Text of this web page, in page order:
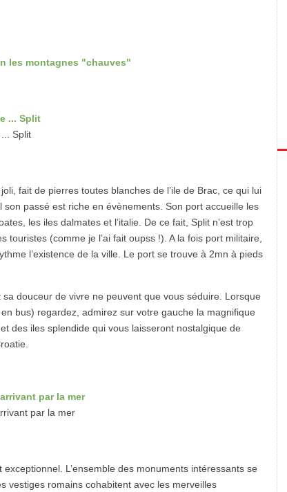
Split
fait de pierres toutes blanches de l’ile de Brac, ce qui lui
passé est riche en évènements. Son port accueille les
les iles dalmates et l’italie. De ce fait, Split n’est trop
touristes (comme je l’ai fait oupss !). A la fois port militaire,
l’existence de la ville. Le port se trouve à 2mn à pieds
douceur de vivre ne peuvent que vous séduire. Lorsque
bus) regardez, admirez sur votre gauche la magnifique
des iles splendide qui vous laisseront nostalgique de
par la mer
L’ensemble des monuments intéressants se
vestiges romains cohabitent avec les merveilles